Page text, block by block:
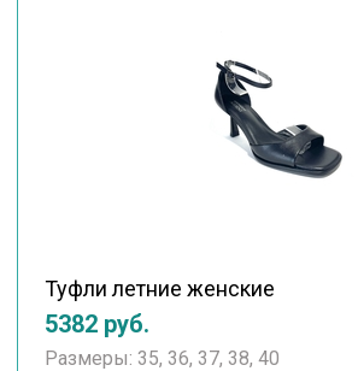
Туфли летние женские
5382 руб.
Размеры: 35, 36, 37, 38, 40